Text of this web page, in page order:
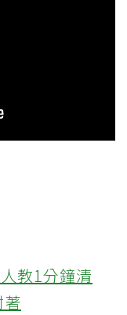
教1分鐘清